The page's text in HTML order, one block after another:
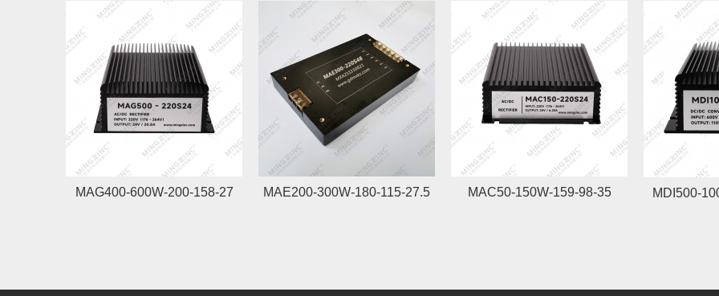
MAG400-600W-200-158-27 MAE200-300W-180-115-27.5 MAC50-150W-159-98-35 MDI500-